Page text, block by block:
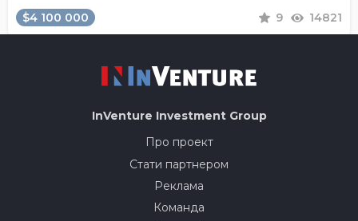
$4 100 000 9 14821
InVenture Investment Group
Про проект
Стати партнером
Реклама
Команда